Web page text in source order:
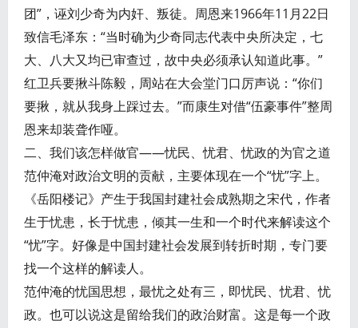
团”，诬刘少奇为内奸、叛徒。周恩来1966年11月22日
致信毛泽东：“当时确为少奇同志代表中央所决定，七
大、八大又均已审查过，故中央必须承认知道此事。”
红卫兵要揪斗陈毅，周站在大会堂门口厉声说：“你们
要揪，就从我身上踩过去。”而康生对借“伍豪事件”整周
恩来却装聋作哑。
二、我们该怎样做官——忧民、忧君、忧政的为官之道
范仲淹对政治文明的贡献，主要体现在一个“忧”字上。
《岳阳楼记》产生于我国封建社会成熟期之宋代，作者
生于忧患，长于忧患，倾其一生和一个时代来解读这个
“忧”字。好像是中国封建社会发展到转折时期，专门要
找一个这样的解读人。
范仲淹的忧国思想，最忧之处有三，即忧民、忧君、忧
政。也可以说这是留给我们的政治财富。这是每一个政